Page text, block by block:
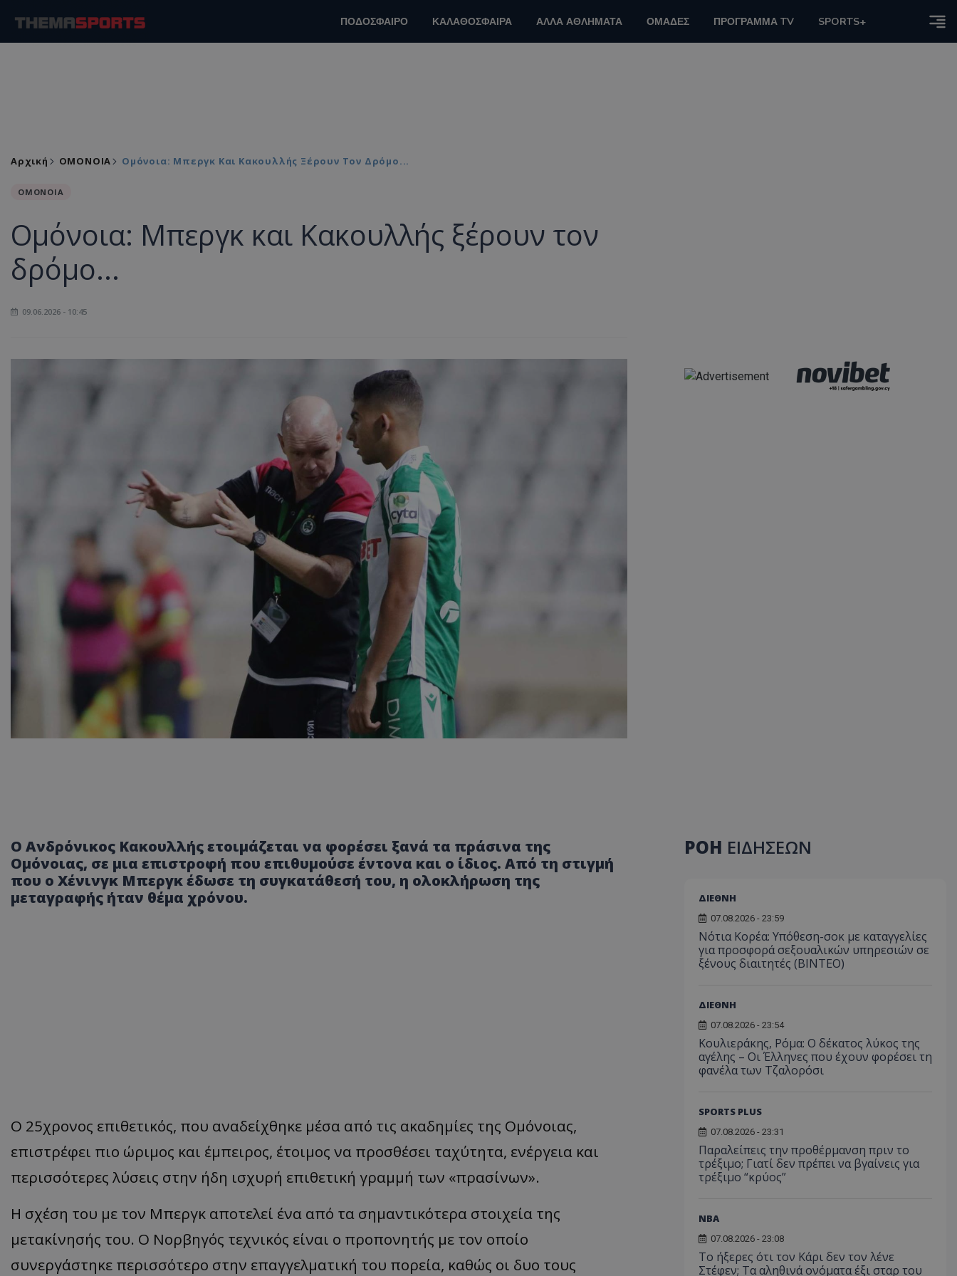
ΠΟΔΟΣΦΑΙΡΟ ΚΑΛΑΘΟΣΦΑΙΡΑ ΑΛΛΑ ΑΘΛΗΜΑΤΑ ΟΜΑΔΕΣ ΠΡΟΓΡΑΜΜΑ TV SPORTS+
Αρχική ΟΜΟΝΟΙΑ Ομόνοια: Μπεργκ Και Κακουλλής Ξέρουν Τον Δρόμο...
ΟΜΟΝΟΙΑ
Ομόνοια: Μπεργκ και Κακουλλής ξέρουν τον
δρόμο...
09.06.2026 - 10:45
Ο Ανδρόνικος Κακουλλής ετοιμάζεται να φορέσει ξανά τα πράσινα της
Ομόνοιας, σε μια επιστροφή που επιθυμούσε έντονα και ο ίδιος. Από τη στιγμή
που ο Χένινγκ Μπεργκ έδωσε τη συγκατάθεσή του, η ολοκλήρωση της
μεταγραφής ήταν θέμα χρόνου.
Ο 25χρονος επιθετικός, που αναδείχθηκε μέσα από τις ακαδημίες της Ομόνοιας,
επιστρέφει πιο ώριμος και έμπειρος, έτοιμος να προσθέσει ταχύτητα, ενέργεια και
περισσότερες λύσεις στην ήδη ισχυρή επιθετική γραμμή των «πρασίνων».
Η σχέση του με τον Μπεργκ αποτελεί ένα από τα σημαντικότερα στοιχεία της
μετακίνησής του. Ο Νορβηγός τεχνικός είναι ο προπονητής με τον οποίο
συνεργάστηκε περισσότερο στην επαγγελματική του πορεία, καθώς οι δυο τους
ΡΟΗ ΕΙΔΗΣΕΩΝ
ΔΙΕΘΝΗ
07.08.2026 - 23:59
Νότια Κορέα: Υπόθεση-σοκ με καταγγελίες
για προσφορά σεξουαλικών υπηρεσιών σε
ξένους διαιτητές (BINTEO)
ΔΙΕΘΝΗ
07.08.2026 - 23:54
Κουλιεράκης, Ρόμα: Ο δέκατος λύκος της
αγέλης – Οι Έλληνες που έχουν φορέσει τη
φανέλα των Τζαλορόσι
SPORTS PLUS
07.08.2026 - 23:31
Παραλείπεις την προθέρμανση πριν το
τρέξιμο; Γιατί δεν πρέπει να βγαίνεις για
τρέξιμο “κρύος”
NBA
07.08.2026 - 23:08
Το ήξερες ότι τον Κάρι δεν τον λένε
Στέφεν; Τα αληθινά ονόματα έξι σταρ του